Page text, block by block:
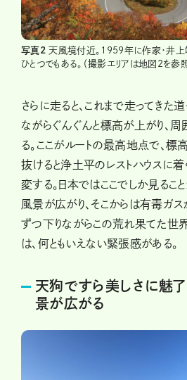
写真2 天風境付近。1959年に作家・井上
ひとつでもある。（撮影エリアは地図2を参照
さらに走ると、これまで走ってき
ながらぐんぐんと標高が上がり、
る。ここがルートの最高地点で、
抜けると浄土平のレストハウスに着
変する。日本ではここでしか見るこ
風景が広がり、そこからは有毒ガス
ずつ下りながらこの荒れ果てた世
は、何ともいえない緊張感がある。
天狗ですら美しさに魅
景が広がる